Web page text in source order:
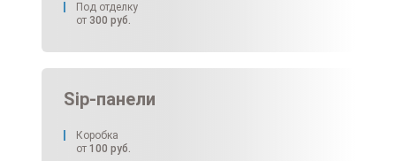
Под отделку
от 300 руб.
Sip-панели
Коробка
от 100 руб.